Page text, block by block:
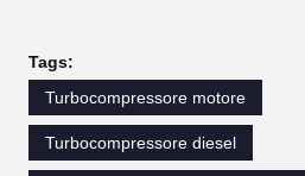
Tags:
Turbocompressore motore
Turbocompressore diesel